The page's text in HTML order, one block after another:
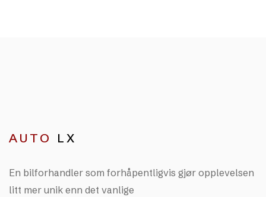
AUTO LX
En bilforhandler som forhåpentligvis gjør opplevelsen
litt mer unik enn det vanlige